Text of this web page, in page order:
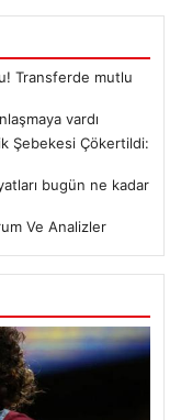
Transferde mutlu
vardı
Şebekesi Çökertildi:
bugün ne kadar
Ve Analizler